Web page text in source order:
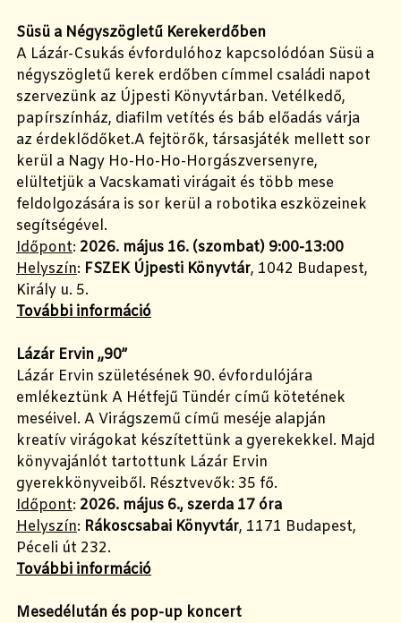
Süsü a Négyszögletű Kerekerdőben
A Lázár-Csukás évfordulóhoz kapcsolódóan Süsü a
négyszögletű kerek erdőben címmel családi napot
szervezünk az Újpesti Könyvtárban. Vetélkedő,
papírszínház, diafilm vetítés és báb előadás várja
az érdeklődőket.A fejtörők, társasjáték mellett sor
kerül a Nagy Ho-Ho-Ho-Horgászversenyre,
elültetjük a Vacskamati virágait és több mese
feldolgozására is sor kerül a robotika eszközeinek
segítségével.
Időpont: 2026. május 16. (szombat) 9:00-13:00
Helyszín: FSZEK Újpesti Könyvtár, 1042 Budapest,
Király u. 5.
További információ
Lázár Ervin „90”
Lázár Ervin születésének 90. évfordulójára
emlékeztünk A Hétfejű Tündér című kötetének
meséivel. A Virágszemű című meséje alapján
kreatív virágokat készítettünk a gyerekekkel. Majd
könyvajánlót tartottunk Lázár Ervin
gyerekkönyveiből. Résztvevők: 35 fő.
Időpont: 2026. május 6., szerda 17 óra
Helyszín: Rákoscsabai Könyvtár, 1171 Budapest,
Péceli út 232.
További információ
Mesedélután és pop-up koncert